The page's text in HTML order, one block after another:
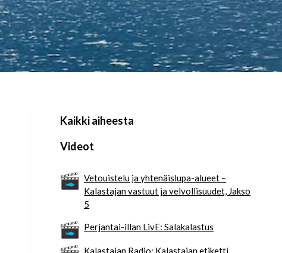
Kaikki aiheesta
Videot
Vetouistelu ja yhtenäislupa-alueet –
Kalastajan vastuut ja velvollisuudet, Jakso
5
Perjantai-illan LivE: Salakalastus
Kalastajan Radio: Kalastajan etiketti